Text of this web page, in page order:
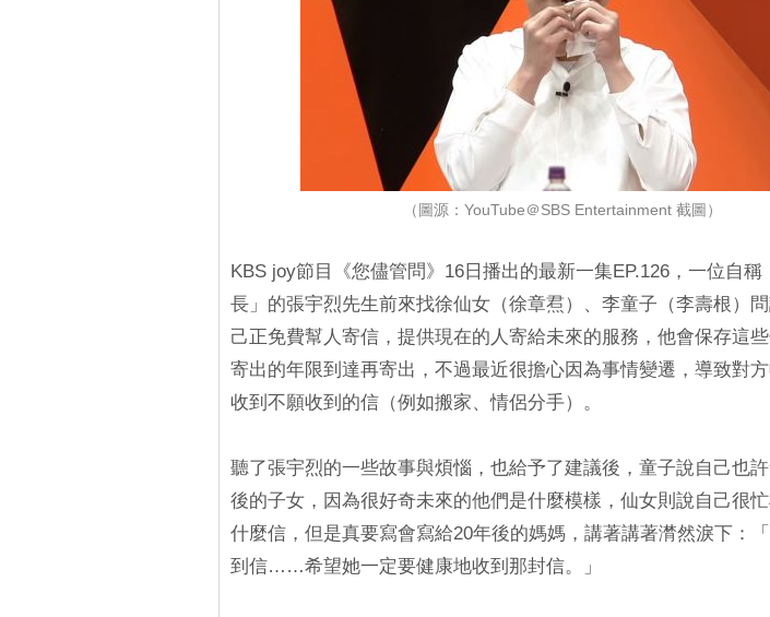
（圖源：YouTube＠SBS Entertainment 截圖）
KBS joy節目《您儘管問》16日播出的最新一集EP.126，一位自稱
長」的張宇烈先生前來找徐仙女（徐章焄）、李童子（李壽根）
己正免費幫人寄信，提供現在的人寄給未來的服務，他會保存這
寄出的年限到達再寄出，不過最近很擔心因為事情變遷，導致對
收到不願收到的信（例如搬家、情侶分手）。
聽了張宇烈的一些故事與煩惱，也給予了建議後，童子說自己也
後的子女，因為很好奇未來的他們是什麼模樣，仙女則說自己很
什麼信，但是真要寫會寫給20年後的媽媽，講著講著潸然淚下：
到信……希望她一定要健康地收到那封信。」